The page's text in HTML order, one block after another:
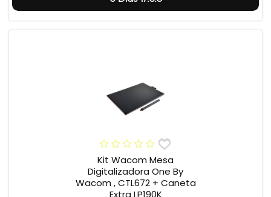
Kit Wacom Mesa
Digitalizadora One By
Wacom , CTL672 + Caneta
Extra LP190K